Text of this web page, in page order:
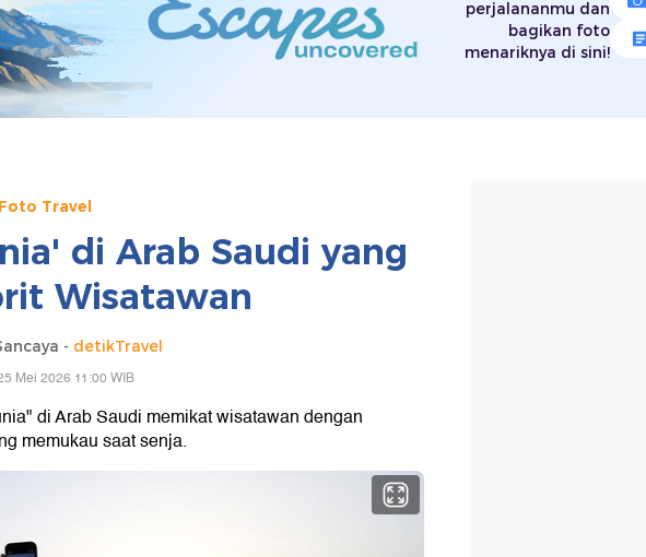
perjalananmu dan
bagikan foto
menariknya di sini!
Foto Travel
di Arab Saudi yang
Wisatawan
- detikTravel
Mei 2026 11:00 WIB
di Arab Saudi memikat wisatawan dengan
memukau saat senja.